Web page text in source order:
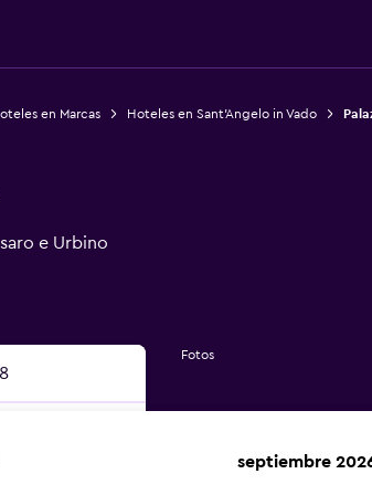
en Marcas Hoteles en Sant'Angelo in Vado
e Urbino
Fotos
septiembre